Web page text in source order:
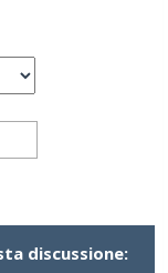
discussione: